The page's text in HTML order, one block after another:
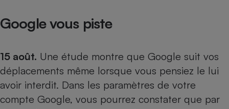
Google vous piste
15 août. Une étude montre que Google suit vos
déplacements même lorsque vous pensiez le lui
avoir interdit. Dans les paramètres de votre
compte Google, vous pourrez constater que par
Plaque de cuisson à
induction
Téléphone mobile -
Smartphone